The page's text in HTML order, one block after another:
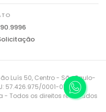
Luís 50, Centro - São Paulo-
57.426.975/0001-01
- Todos os direitos reservados